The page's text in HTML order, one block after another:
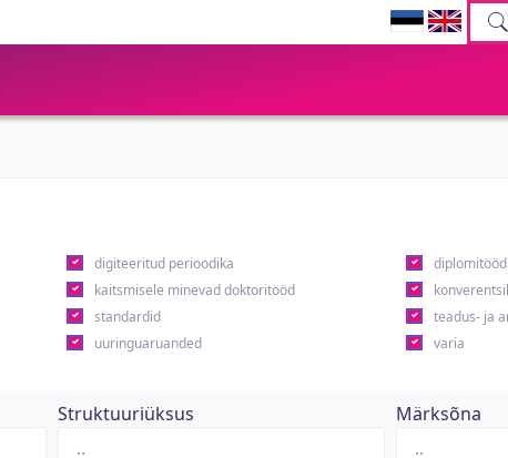
digiteeritud perioodika
diplomitööd
kaitsmisele minevad doktoritööd
standardid
teadus- ja
uuringuaruanded
varia
Struktuuriüksus Märksõna